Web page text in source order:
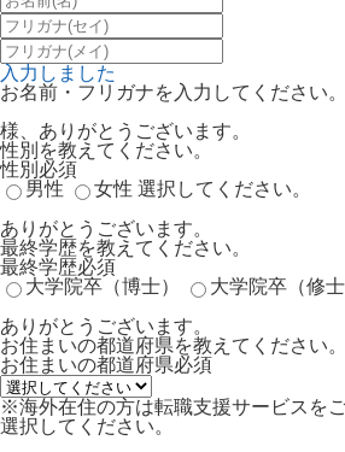
入力しました
お名前・フリガナを入力してください。
様、ありがとうございます。
性別を教えてください。
性別 必須
男性
女性 選択してください。
ありがとうございます。
最終学歴を教えてください。
最終学歴必須
大学院卒（博士）
大学院卒（修士
ありがとうございます。
お住まいの都道府県を教えてください。
お住まいの都道府県必須
※海外在住の方は転職支援サービスを
選択してください。